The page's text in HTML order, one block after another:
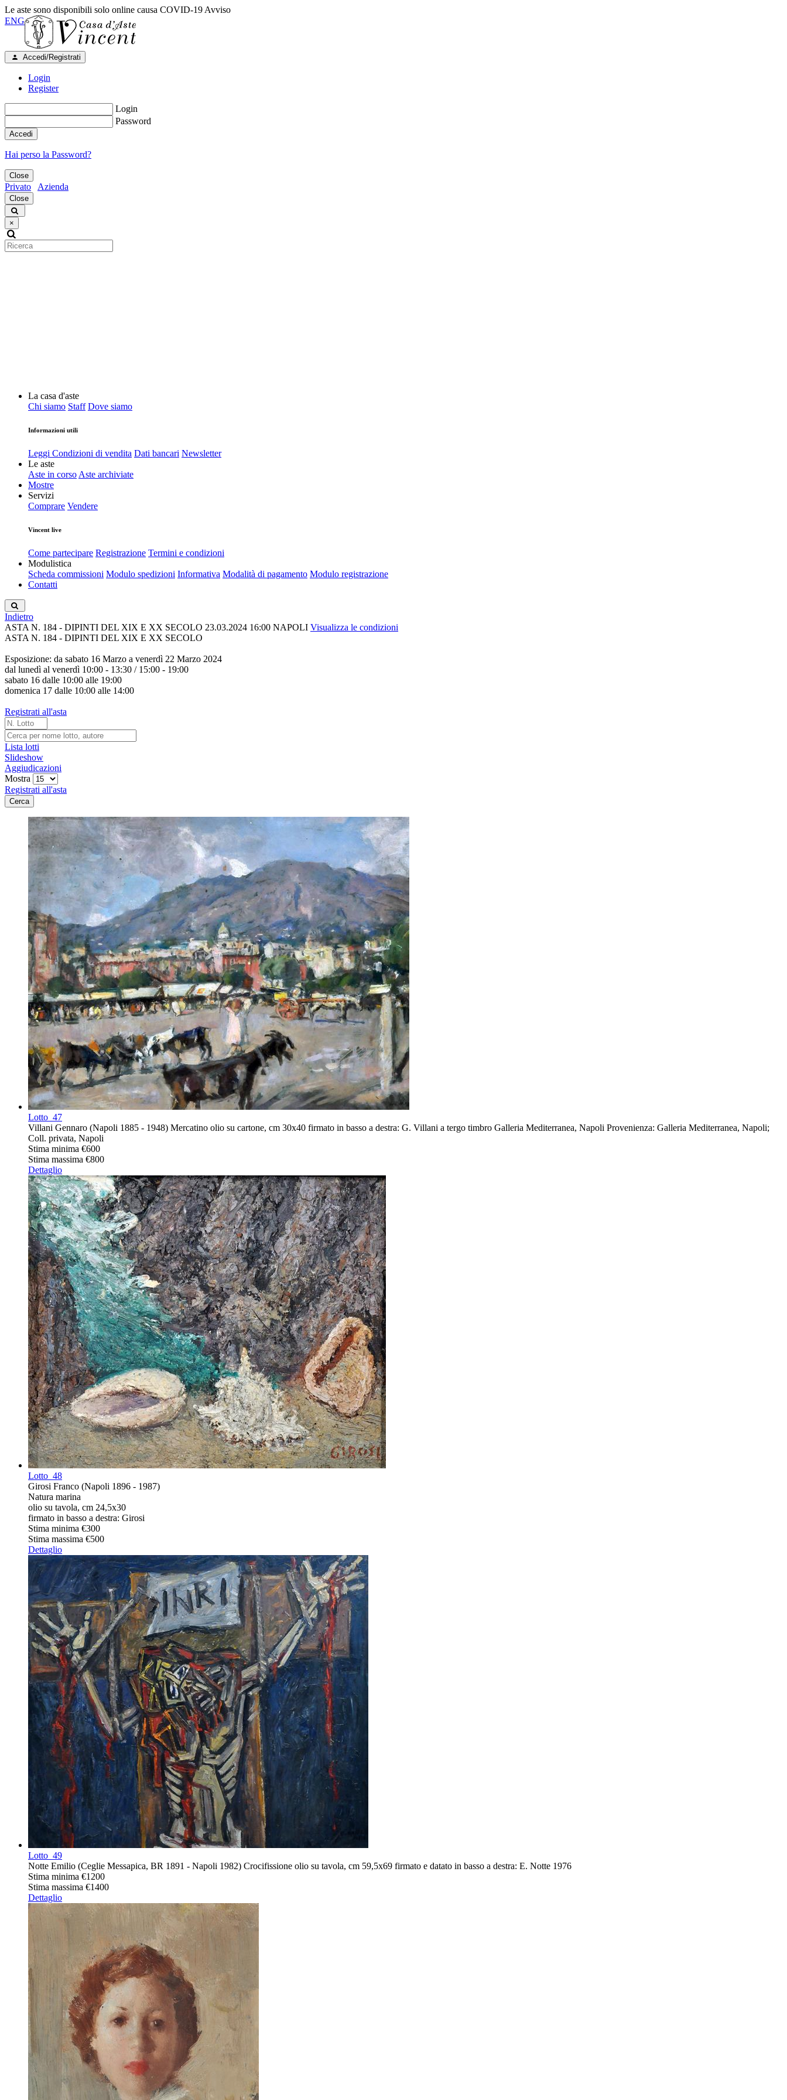
Le aste sono disponibili solo online causa COVID-19 Avviso
ENG
Accedi/Registrati
Login
Register
Login
Password
Accedi
Hai perso la Password?
Close
Privato Azienda
Close
×
La casa d'aste
Chi siamo Staff Dove siamo
Informazioni utili
Leggi Condizioni di vendita Dati bancari Newsletter
Le aste
Aste in corso Aste archiviate
Mostre
Servizi
Comprare Vendere
Vincent live
Come partecipare Registrazione Termini e condizioni
Modulistica
Scheda commissioni Modulo spedizioni Informativa Modalità di pagamento Modulo registrazione
Contatti
Indietro
ASTA N. 184 - DIPINTI DEL XIX E XX SECOLO 23.03.2024 16:00 NAPOLI Visualizza le condizioni
ASTA N. 184 - DIPINTI DEL XIX E XX SECOLO
Esposizione: da sabato 16 Marzo a venerdì 22 Marzo 2024
dal lunedì al venerdì 10:00 - 13:30 / 15:00 - 19:00
sabato 16 dalle 10:00 alle 19:00
domenica 17 dalle 10:00 alle 14:00
Registrati all'asta
Lista lotti
Slideshow
Aggiudicazioni
Mostra
Registrati all'asta
Lotto 47
Villani Gennaro (Napoli 1885 - 1948) Mercatino olio su cartone, cm 30x40 firmato in basso a destra: G. Villani a tergo timbro Galleria Mediterranea, Napoli Provenienza: Galleria Mediterranea, Napoli;
Coll. privata, Napoli
Stima minima €600
Stima massima €800
Dettaglio
Lotto 48
Girosi Franco (Napoli 1896 - 1987)
Natura marina
olio su tavola, cm 24,5x30
firmato in basso a destra: Girosi
Stima minima €300
Stima massima €500
Dettaglio
Lotto 49
Notte Emilio (Ceglie Messapica, BR 1891 - Napoli 1982) Crocifissione olio su tavola, cm 59,5x69 firmato e datato in basso a destra: E. Notte 1976
Stima minima €1200
Stima massima €1400
Dettaglio